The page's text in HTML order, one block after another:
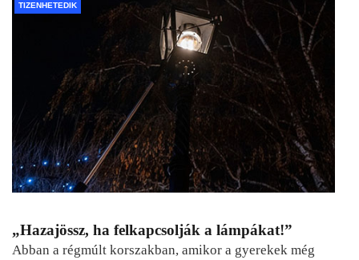
TIZENHETEDIK
„Hazajössz, ha felkapcsolják a lámpákat!”
Abban a régmúlt korszakban, amikor a gyerekek még